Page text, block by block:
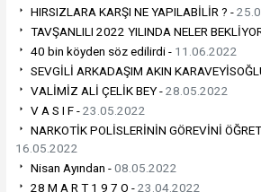
HIRSIZLARA KARŞI NE YAPILABİLİR ? -
TAVŞANLILI 2022 YILINDA NELER
40 bin köyden söz edilirdi - 11.06.2022
SEVGİLİ ARKADAŞIM AKIN
VALİMİZ ALİ ÇELİK BEY -28.05.2022
V A S I F -23.05.2022
NARKOTİK POLİSLERİNİN GÖREVİNİ
16.05.2022
Nisan Ayından -08.05.2022
28 M A R T 1 9 7 O -23.04.2022